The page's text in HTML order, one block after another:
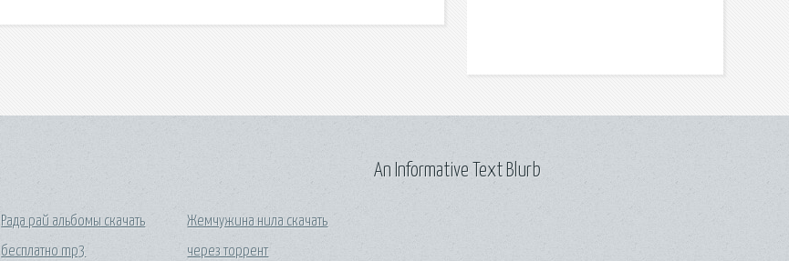
Рада рай альбомы скачать
бесплатно mp3
Жемчужина нила скачать
через торрент
An Informative Text Blurb